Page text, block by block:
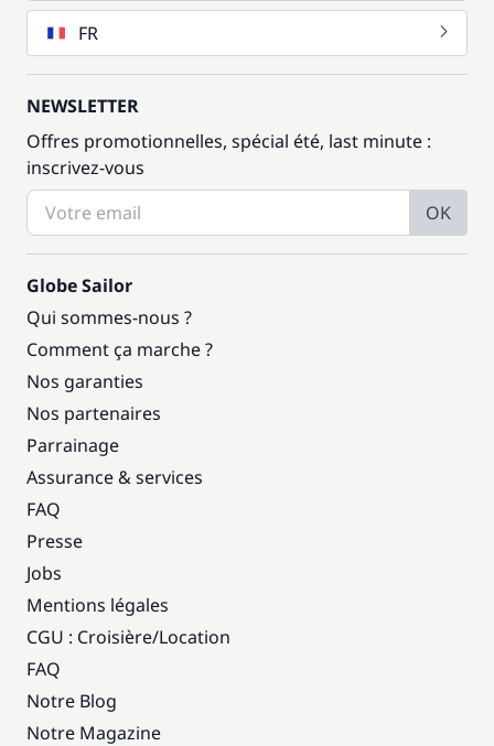
FR
NEWSLETTER
Offres promotionnelles, spécial été, last minute :
inscrivez-vous
OK
Globe Sailor
Qui sommes-nous ?
Comment ça marche ?
Nos garanties
Nos partenaires
Parrainage
Assurance & services
FAQ
Presse
Jobs
Mentions légales
CGU : Croisière/Location
FAQ
Notre Blog
Notre Magazine